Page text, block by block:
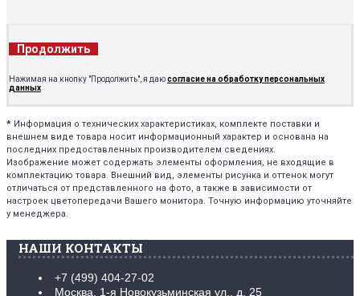
Продолжить
Нажимая на кнопку "Продолжить", я даюсогласие на обработку персональных
данных
* Информация о технических характеристиках, комплекте поставки и
внешнем виде товара носит информационный характер и основана на
последних предоставленных производителем сведениях.
Изображение может содержать элементы оформления, не входящие в
комплектацию товара. Внешний вид, элементы рисунка и оттенок могут
отличаться от представленного на фото, а также в зависимости от
настроек цветопередачи Вашего монитора. Точную информацию уточняйте
у менеджера.
НАШИ КОНТАКТЫ
+7 (499) 404-27-02
Москва, 1-я Новокузьминская ул., д. 25